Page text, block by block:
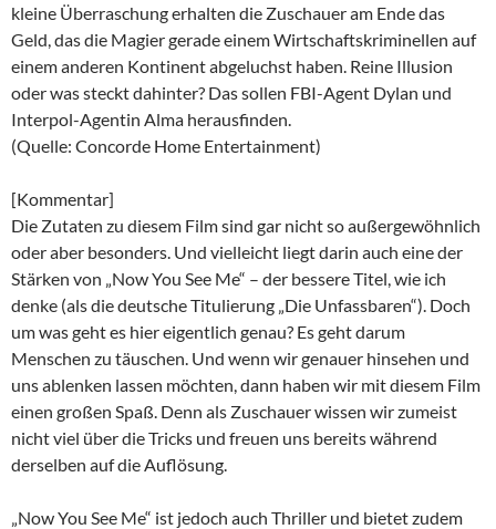
kleine Überraschung erhalten die Zuschauer am Ende das
Geld, das die Magier gerade einem Wirtschaftskriminellen auf
einem anderen Kontinent abgeluchst haben. Reine Illusion
oder was steckt dahinter? Das sollen FBI-Agent Dylan und
Interpol-Agentin Alma herausfinden.
(Quelle: Concorde Home Entertainment)
[Kommentar]
Die Zutaten zu diesem Film sind gar nicht so außergewöhnlich
oder aber besonders. Und vielleicht liegt darin auch eine der
Stärken von „Now You See Me“ – der bessere Titel, wie ich
denke (als die deutsche Titulierung „Die Unfassbaren“). Doch
um was geht es hier eigentlich genau? Es geht darum
Menschen zu täuschen. Und wenn wir genauer hinsehen und
uns ablenken lassen möchten, dann haben wir mit diesem Film
einen großen Spaß. Denn als Zuschauer wissen wir zumeist
nicht viel über die Tricks und freuen uns bereits während
derselben auf die Auflösung.
„Now You See Me“ ist jedoch auch Thriller und bietet zudem